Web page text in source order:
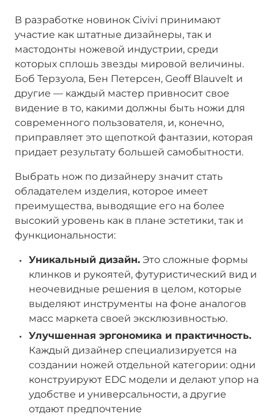
В разработке новинок Civivi принимают
участие как штатные дизайнеры, так и
мастодонты ножевой индустрии, среди
которых сплошь звезды мировой величины.
Боб Терзуола, Бен Петерсен, Geoff Blauvelt и
другие — каждый мастер привносит свое
видение в то, какими должны быть ножи для
современного пользователя, и, конечно,
приправляет это щепоткой фантазии, которая
придает результату большей самобытности.
Выбрать нож по дизайнеру значит стать
обладателем изделия, которое имеет
преимущества, выводящие его на более
высокий уровень как в плане эстетики, так и
функциональности:
Уникальный дизайн. Это сложные формы
клинков и рукоятей, футуристический вид и
неочевидные решения в целом, которые
выделяют инструменты на фоне аналогов
масс маркета своей эксклюзивностью.
Улучшенная эргономика и практичность.
Каждый дизайнер специализируется на
создании ножей отдельной категории: одни
конструируют EDC модели и делают упор на
удобстве и универсальности, а другие
отдают предпочтение